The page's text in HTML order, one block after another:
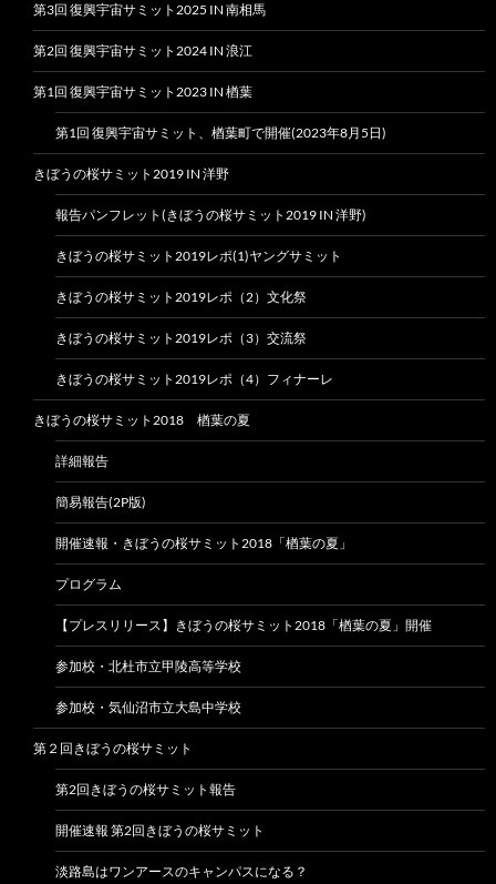
第3回 復興宇宙サミット2025 IN 南相馬
第2回 復興宇宙サミット2024 IN 浪江
第1回 復興宇宙サミット2023 IN 楢葉
第1回 復興宇宙サミット、楢葉町で開催(2023年8月5日)
きぼうの桜サミット2019 IN 洋野
報告パンフレット(きぼうの桜サミット2019 IN 洋野)
きぼうの桜サミット2019レポ(1)ヤングサミット
きぼうの桜サミット2019レポ（2）文化祭
きぼうの桜サミット2019レポ（3）交流祭
きぼうの桜サミット2019レポ（4）フィナーレ
きぼうの桜サミット2018 楢葉の夏
詳細報告
簡易報告(2P版)
開催速報・きぼうの桜サミット2018「楢葉の夏」
プログラム
【プレスリリース】きぼうの桜サミット2018「楢葉の夏」開催
参加校・北杜市立甲陵高等学校
参加校・気仙沼市立大島中学校
第２回きぼうの桜サミット
第2回きぼうの桜サミット報告
開催速報 第2回きぼうの桜サミット
淡路島はワンアースのキャンパスになる？